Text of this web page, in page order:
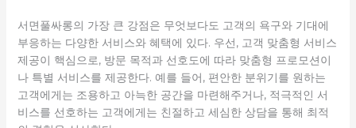
서면풀싸롱의 가장 큰 강점은 무엇보다도 고객의 욕구와 기대에
부응하는 다양한 서비스와 혜택에 있다. 우선, 고객 맞춤형 서비스
제공이 핵심으로, 방문 목적과 선호도에 따라 맞춤형 프로모션이
나 특별 서비스를 제공한다. 예를 들어, 편안한 분위기를 원하는
고객에게는 조용하고 아늑한 공간을 마련해주거나, 적극적인 서
비스를 선호하는 고객에게는 친절하고 세심한 상담을 통해 최적